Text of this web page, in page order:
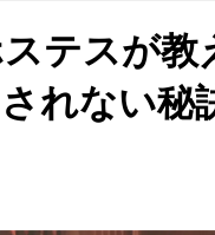
テスが
れない秘